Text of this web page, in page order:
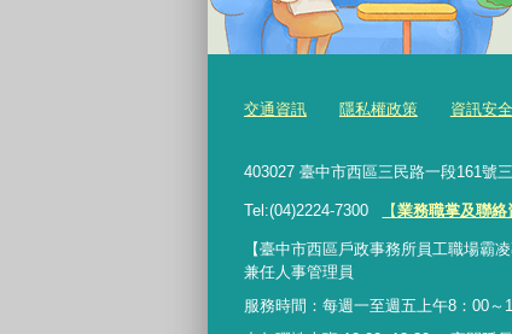
交通資訊 隱私權政策 資訊安
403027 臺中市西區三民路一段
Tel:(04)2224-7300 【業務職掌及聯絡
【臺中市西區戶政事務所員工職場霸
兼任人事管理員
服務時間：每週一至週五上午8：00